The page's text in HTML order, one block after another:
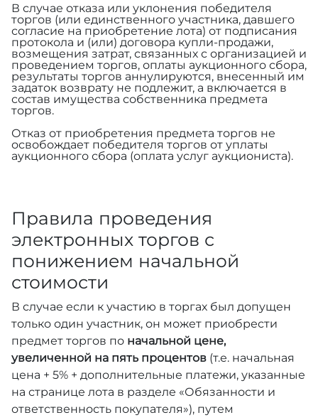
В случае отказа или уклонения победителя
торгов (или единственного участника, давшего
согласие на приобретение лота) от подписания
протокола и (или) договора купли-продажи,
возмещения затрат, связанных с организацией и
проведением торгов, оплаты аукционного сбора,
результаты торгов аннулируются, внесенный им
задаток возврату не подлежит, а включается в
состав имущества собственника предмета
торгов.
Отказ от приобретения предмета торгов не
освобождает победителя торгов от уплаты
аукционного сбора (оплата услуг аукциониста).
Правила проведения
электронных торгов с
понижением начальной
стоимости
В случае если к участию в торгах был допущен
только один участник, он может приобрести
предмет торгов по начальной цене,
увеличенной на пять процентов (т.е. начальная
цена + 5% + дополнительные платежи, указанные
на странице лота в разделе «Обязанности и
ответственность покупателя»), путем